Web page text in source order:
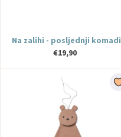
Na zalihi - posljednji komadi
€19,90